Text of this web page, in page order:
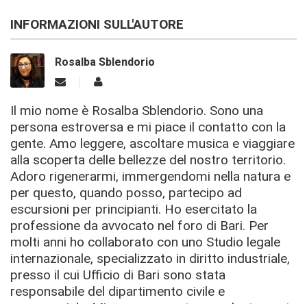
INFORMAZIONI SULL'AUTORE
Rosalba Sblendorio
Il mio nome è Rosalba Sblendorio. Sono una
persona estroversa e mi piace il contatto con la
gente. Amo leggere, ascoltare musica e viaggiare
alla scoperta delle bellezze del nostro territorio.
Adoro rigenerarmi, immergendomi nella natura e
per questo, quando posso, partecipo ad
escursioni per principianti. Ho esercitato la
professione da avvocato nel foro di Bari. Per
molti anni ho collaborato con uno Studio legale
internazionale, specializzato in diritto industriale,
presso il cui Ufficio di Bari sono stata
responsabile del dipartimento civile e